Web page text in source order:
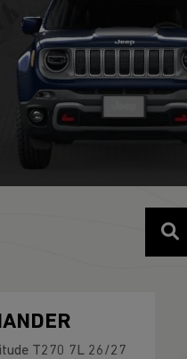
T270 7L 26/27